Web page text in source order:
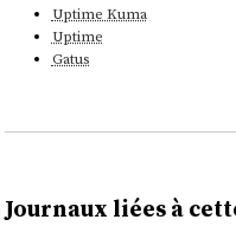
Uptime Kuma
Uptime
Gatus
Journaux liées à